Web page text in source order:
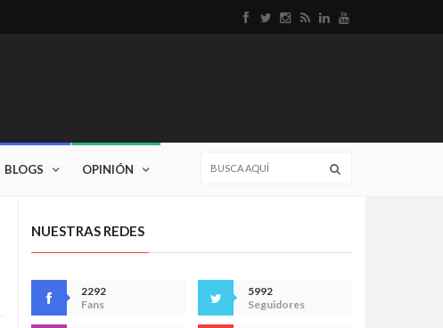
BLOGS OPINIÓN
NUESTRAS REDES
2292
Fans
5992
Seguidores